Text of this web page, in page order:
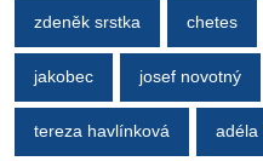
zdeněk srstka chetes
jakobec josef novotný
tereza havlínková adéla